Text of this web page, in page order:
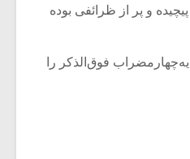
و پر از ظرائفی بوده
فوق‌الذکر را